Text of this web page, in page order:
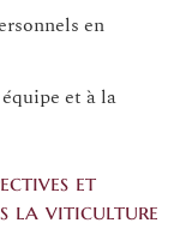
en
et à la
et
la viticulture